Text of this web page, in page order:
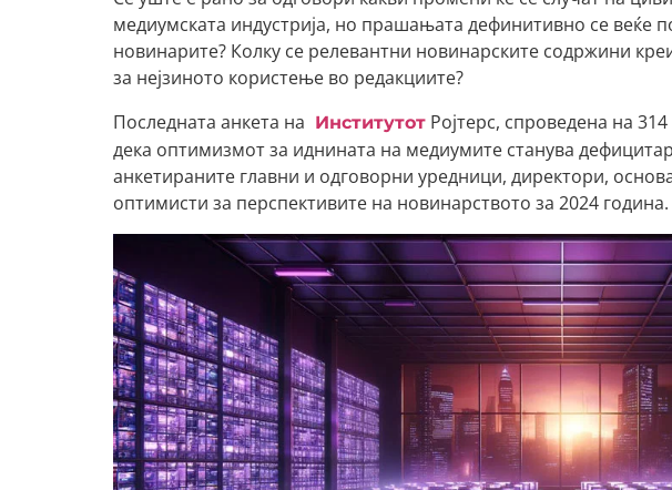
медиумската индустрија, но прашањата дефинитивно се веќе
новинарите? Колку се релевантни новинарските содржини
за нејзиното користење во редакциите?
Последната анкета на Институтот Ројтерс, спроведена на
дека оптимизмот за иднината на медиумите станува
анкетираните главни и одговорни уредници, директори,
оптимисти за перспективите на новинарството за 2024 година.